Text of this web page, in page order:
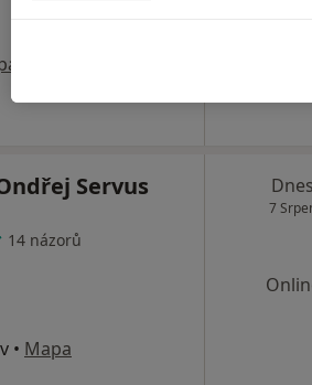
Servus
14 názorů
• Mapa
Dnes
7